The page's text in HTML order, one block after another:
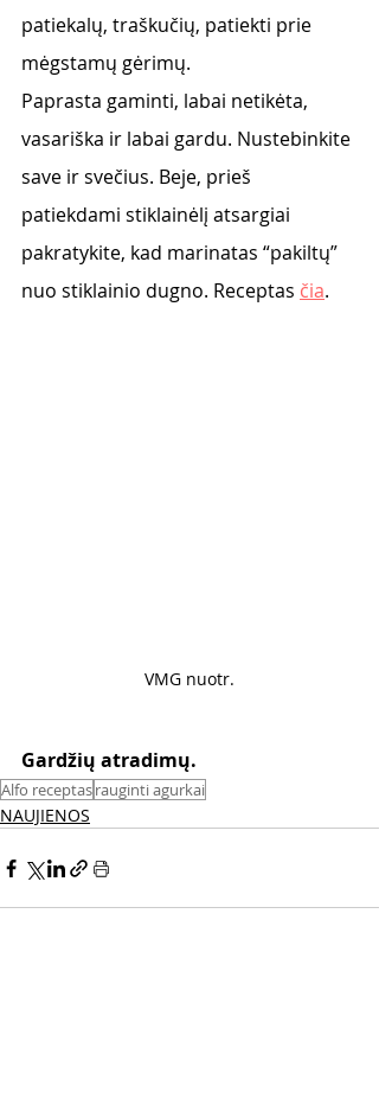
patiekalų, traškučių, patiekti prie
mėgstamų gėrimų.
Paprasta gaminti, labai netikėta,
vasariška ir labai gardu. Nustebinkite
save ir svečius. Beje, prieš
patiekdami stiklainėlį atsargiai
pakratykite, kad marinatas “pakiltų”
nuo stiklainio dugno. Receptas čia.
VMG nuotr.
Gardžių atradimų.
Alfo receptasrauginti agurkai
NAUJIENOS